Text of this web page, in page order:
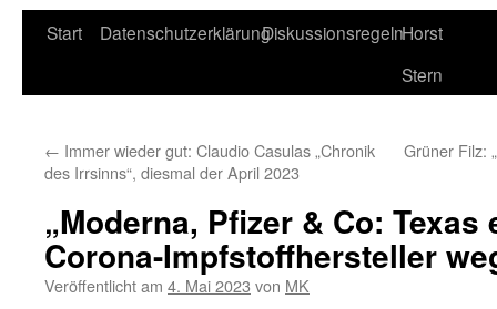
Start DatenschutzerklärungDiskussionsregelnHorst
Stern
← Immer wieder gut: Claudio Casulas „Chronik
des Irrsinns“, diesmal der April 2023
Grüner Filz:
„Moderna, Pfizer & Co:
Corona-Impfstoffhersteller
Veröffentlicht am 4. Mai 2023 von MK